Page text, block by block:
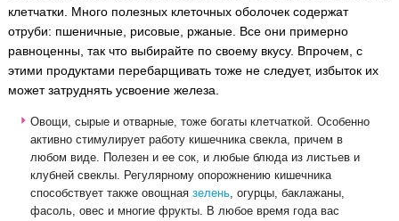
клетчатки. Много полезных клеточных оболочек содержат
отруби: пшеничные, рисовые, ржаные. Все они примерно
равноценны, так что выбирайте по своему вкусу. Впрочем, с
этими продуктами перебарщивать тоже не следует, избыток их
может затруднять усвоение железа.
Овощи, сырые и отварные, тоже богаты клетчаткой. Особенно
активно стимулирует работу кишечника свекла, причем в
любом виде. Полезен и ее сок, и любые блюда из листьев и
клубней свеклы. Регулярному опорожнению кишечника
способствует также овощная зелень, огурцы, баклажаны,
фасоль, овес и многие фрукты. В любое время года вас